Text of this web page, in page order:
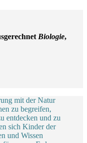
Biologie,
mit der Natur
zu begreifen,
entdecken und zu
sich Kinder der
und Wissen